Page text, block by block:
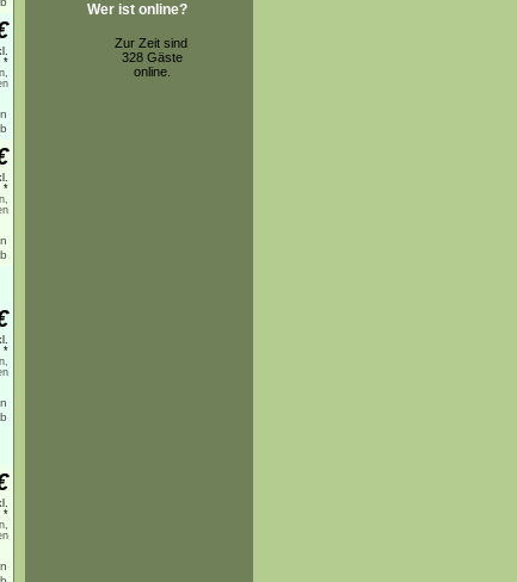
*
*
*
*
Wer ist online?
Zur Zeit sind
328 Gäste
online.